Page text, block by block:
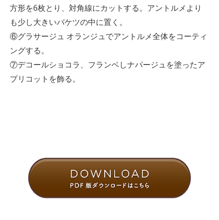
方形を6枚とり、対角線にカットする。アントルメより
も少し大きいバケツの中に置く。
⑥グラサージュ オランジュでアントルメ全体をコーティ
ングする。
⑦デコールショコラ、フランベしナパージュを塗ったア
プリコットを飾る。